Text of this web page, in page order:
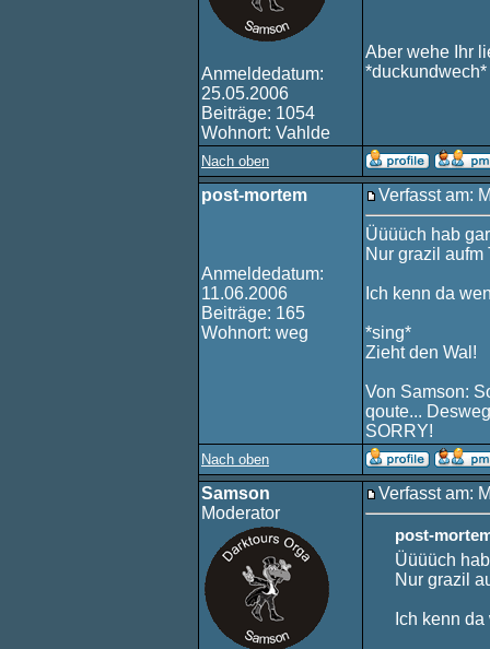
Anmeldedatum:
25.05.2006
Beiträge: 1054
Wohnort: Vahlde
Aber wehe Ihr
*duckundwech*
Nach oben
post-mortem
Anmeldedatum:
11.06.2006
Beiträge: 165
Wohnort: weg
Verfasst am:
Üüüüch hab
Nur grazil aufm
Ich kenn da
*sing*
Zieht den Wal!
Von Samson:
qoute...
SORRY!
Nach oben
Samson
Moderator
Verfasst am:
post-
Üüüüch
Nur grazil
Ich kenn